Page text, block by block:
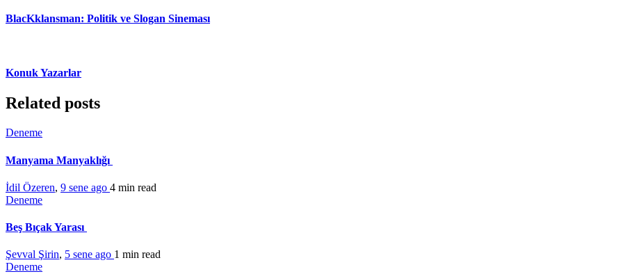
BlacKklansman: Politik ve Slogan Sineması
Konuk Yazarlar
Related posts
Deneme
Manyama Manyaklığı
İdil Özeren, 9 sene ago 4 min read
Deneme
Beş Bıçak Yarası
Şevval Şirin, 5 sene ago 1 min read
Deneme